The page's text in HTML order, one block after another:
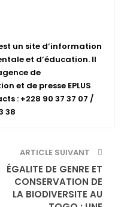
un site d’information
et d’éducation. Il
de
et de presse EPLUS
: +228 90 37 37 07 /
38
ARTICLE SUIVANT
ÉGALITE DE GENRE ET
CONSERVATION DE
LA BIODIVERSITE AU